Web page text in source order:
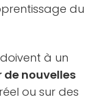
du
à un
de nouvelles
ou sur des